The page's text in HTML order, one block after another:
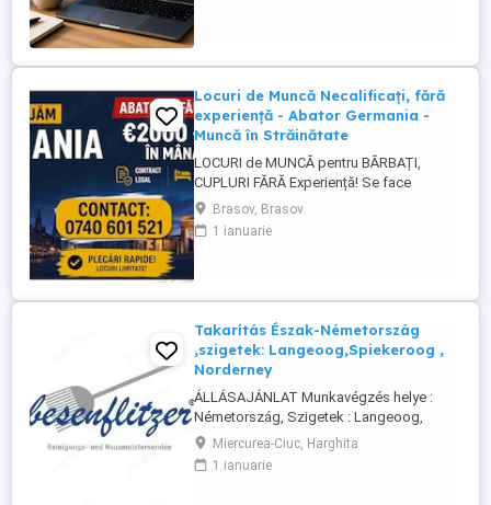
Locuri de Muncă Necalificați, fără
experiență - Abator Germania -
Muncă în Străinătate
LOCURI de MUNCĂ pentru BĂRBAȚI,
CUPLURI FĂRĂ Experiență! Se face
INSTRUIRE la Locul de Muncă! BENEFICII: -
Contract de Muncă German - Cazare
Asigurată (doar 2 persoane pe cameră) -
Asigurare Medicală - Concediu Plătit Se ...
Brasov, Brasov
1 ianuarie
Takarítás Észak-Németország
,szigetek: Langeoog,Spiekeroog ,
Norderney
ÁLLÁSAJÁNLAT Munkavégzés helye :
Németország, Szigetek : Langeoog,
Spiekeroog, Norderney A Besenflitzer cég
lakások, de más létesítmények
takarítására is szakosodott, mint például
Miercurea-Ciuc, Harghita
1 ianuarie